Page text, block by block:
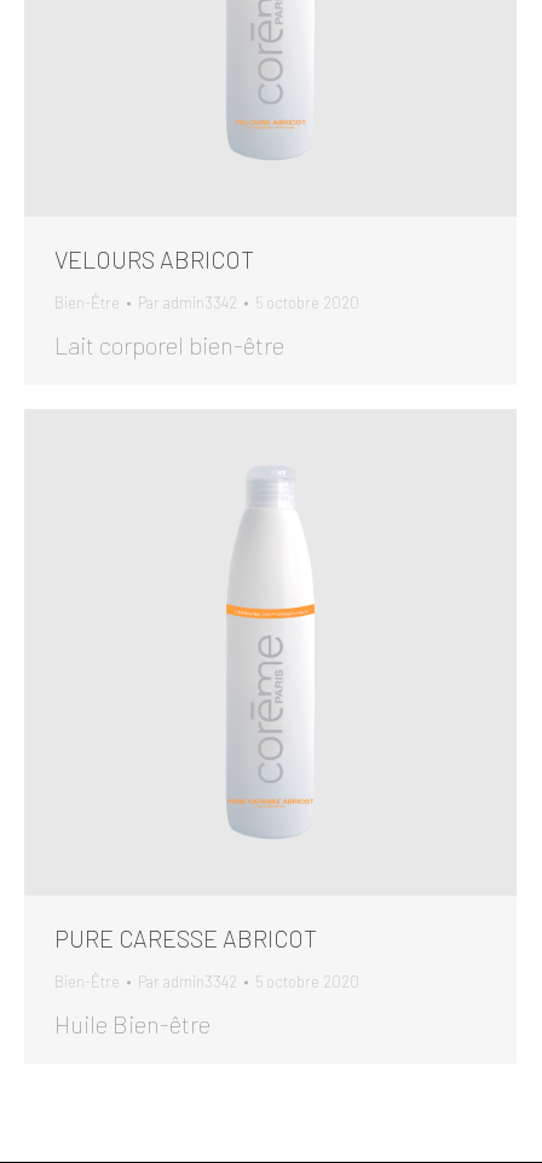
VELOURS ABRICOT
Bien-Être Par admin3342 5 octobre 2020
Lait corporel bien-être
PURE CARESSE ABRICOT
Bien-Être Par admin3342 5 octobre 2020
Huile Bien-être